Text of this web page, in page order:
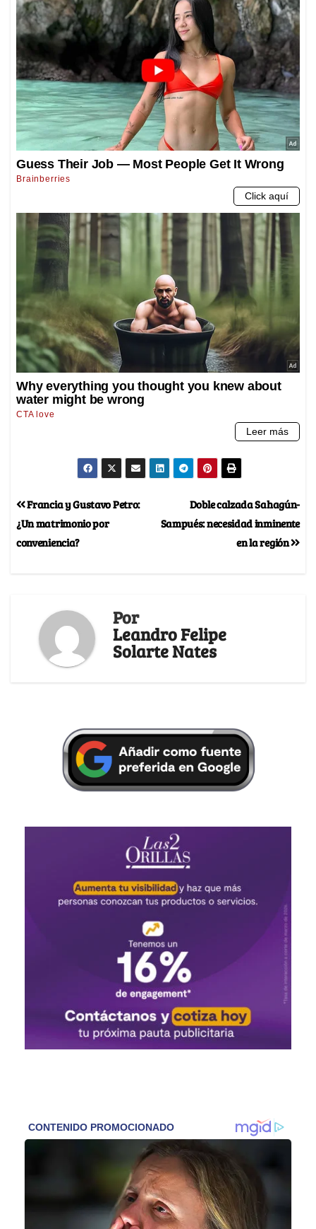
Doble calzada Sahagún-
Sampués: necesidad inminente
en la región
Francia y Gustavo Petro:
¿Un matrimonio por
conveniencia?
Por
Leandro Felipe
Solarte Nates